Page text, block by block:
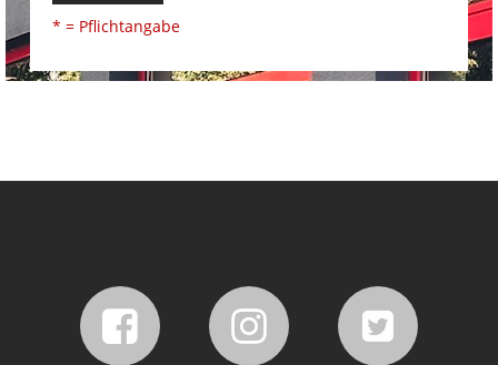
* = Pflichtangabe